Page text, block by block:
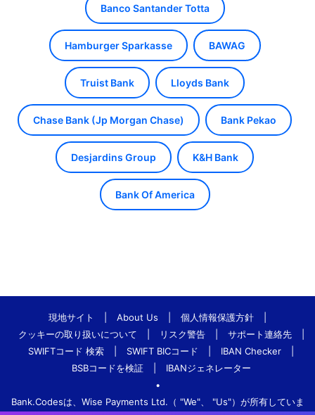
Banco Santander Totta
Hamburger Sparkasse BAWAG
Truist Bank Lloyds Bank
Chase Bank (Jp Morgan Chase) Bank Pekao
Desjardins Group K&H Bank
Bank Of America
現地サイト About Us 個人情報保護方針
クッキーの取り扱いについて
リスク警告 サポート連絡先
SWIFTコード 検索
SWIFT BICコード IBAN Checker
BSBコードを検証
IBANジェネレーター
•
Bank.Codesは、Wise Payments Ltd.（ "We"、 "Us"）が所有していま